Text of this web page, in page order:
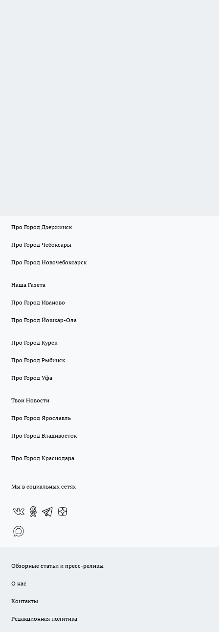
Про Город Дзержинск
Про Город Чебоксары
Про Город Новочебоксарск
Наша Газета
Про Город Иваново
Про Город Йошкар-Ола
Про Город Курск
Про Город Рыбинск
Про Город Уфа
Твои Новости
Про Город Ярославль
Про Город Владивосток
Про Город Краснодара
Мы в социальных сетях
Обзорные статьи и пресс-релизы
О нас
Контакты
Редакционная политика